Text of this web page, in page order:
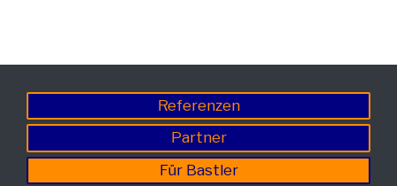
Referenzen
Partner
Für Bastler